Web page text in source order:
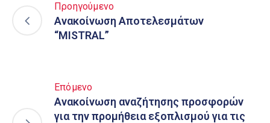
Προηγούμενο
Ανακοίνωση Αποτελεσμάτων
“MISTRAL”
Επόμενο
Ανακοίνωση αναζήτησης προσφορών
για την προμήθεια εξοπλισμού για τις